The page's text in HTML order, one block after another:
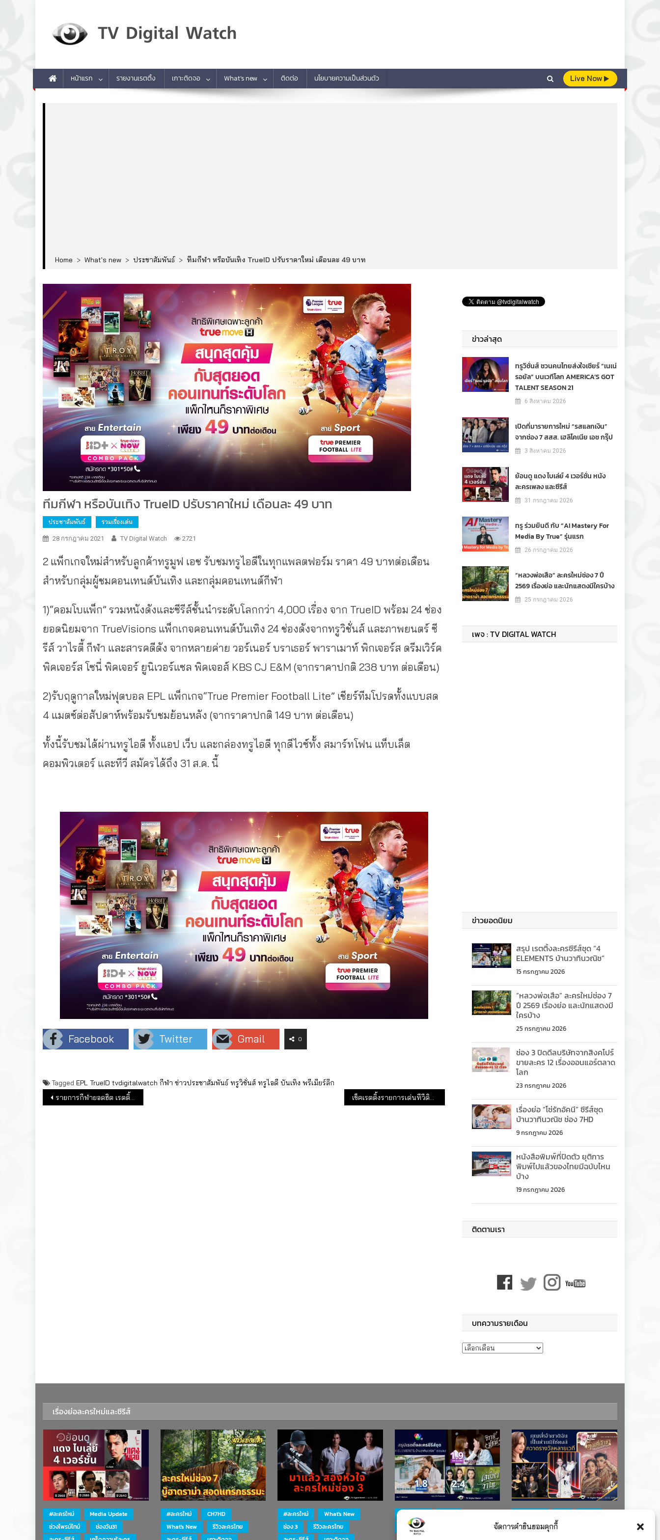
จัดการคำยินยอมคุกกี้
หน้าแรก รายงานเรตติ้ง เกาะติดจอ What’s new ติดต่อ นโยบายความเป็นส่วนตัว Live Now
Home > What's new > ประชาสัมพันธ์ > ทีมกีฬา หรือบันเทิง TrueID ปรับราคาใหม่ เดือนละ 49 บาท
ทีมกีฬา หรือบันเทิง TrueID ปรับราคาใหม่ เดือนละ 49 บาท
ประชาสัมพันธ์ รวมเรื่องเด่น
28 กรกฎาคม 2021 TV Digital Watch 2721
2 แพ็กเกจใหม่สำหรับลูกค้าทรูมูฟ เอช รับชมทรูไอดีในทุกแพลตฟอร์ม ราคา 49 บาทต่อเดือน
สำหรับกลุ่มผู้ชมคอนเทนต์บันเทิง และกลุ่มคอนเทนต์กีฬา
1)“คอมโบแพ็ก” รวมหนังดังและซีรีส์ชั้นนำระดับโลกกว่า 4,000 เรื่อง จาก TrueID พร้อม 24 ช่อง
ยอดนิยมจาก TrueVisions แพ็กเกจคอนเทนต์บันเทิง 24 ช่องดังจากทรูวิชั่นส์ และภาพยนตร์ ซี
รีส์ วาไรตี้ กีฬา และสารคดีดัง จากหลายค่าย วอร์เนอร์ บราเธอร์ พาราเมาท์ พิกเจอร์ส ดรีมเวิร์ค
พิคเจอร์ส โซนี่ พิคเจอร์ ยูนิเวอร์แซล พิคเจอส์ KBS CJ E&M (จากราคาปกติ 238 บาท ต่อเดือน)
2)รับฤดูกาลใหม่ฟุตบอล EPL แพ็กเกจ“True Premier Football Lite” เชียร์ทีมโปรดทั้งแบบสด
4 แมตซ์ต่อสัปดาห์พร้อมรับชมย้อนหลัง (จากราคาปกติ 149 บาท ต่อเดือน)
ทั้งนี้รับชมได้ผ่านทรูไอดี ทั้งแอป เว็บ และกล่องทรูไอดี ทุกดีไวซ์ทั้ง สมาร์ทโฟน แท็บเล็ต
คอมพิวเตอร์ และทีวี สมัครได้ถึง 31 ส.ค. นี้
Facebook Twitter Gmail 0
Tagged EPL TrueID tvdigitalwatch กีฬา ข่าวประชาสัมพันธ์ ทรูวิชั่นส์ ทรูไอดี บันเทิง พรีเมียร์ลีก
แนะแนวเรื่อง
รายการกีฬายอดฮิต เรตติ้งสูงสุดในครึ่งปีแรก 2564 เช็คเรตติ้งรายการเด่นทีวีดิจิทัล 26-28 ก.ค.64
ข่าวล่าสุด
ทรูวิชั่นส์ ชวนคนไทยส่งใจเชียร์ “เนเน่
รอยัล” บนเวทีโลก AMERICA’S GOT
TALENT SEASON 21
6 สิงหาคม 2026
เปิดที่มารายการใหม่ “รสแลกเงิน”
จากช่อง 7 สสส. เฮลิโคเนีย เอช กรุ๊ป
3 สิงหาคม 2026
ย้อนดู แดง ไบเล่ย์ 4 เวอร์ชั่น หนัง
ละครเพลง และซีรีส์
31 กรกฎาคม 2026
ทรู ร่วมยินดี กับ “AI Mastery For
Media By True” รุ่นแรก
26 กรกฎาคม 2026
“หลวงพ่อเสือ” ละครใหม่ช่อง 7 ปี
2569 เรื่องย่อ และนักแสดงมีใครบ้าง
25 กรกฎาคม 2026
เพจ : TV DIGITAL WATCH
ข่าวยอดนิยม
สรุป เรตติ้งละครซีรีส์ชุด “4
ELEMENTS บ้านวาทินวณิช”
15 กรกฎาคม 2026
“หลวงพ่อเสือ” ละครใหม่ช่อง 7
ปี 2569 เรื่องย่อ และนักแสดงมี
ใครบ้าง
25 กรกฎาคม 2026
ช่อง 3 ปิดดีลบริษัทจากสิงคโปร์
ขายละคร 12 เรื่องออนแอร์ตลาด
โลก
23 กรกฎาคม 2026
เรื่องย่อ “โซ่รักอัคนี” ซีรีส์ชุด
บ้านวาทินวณิช ช่อง 7HD
9 กรกฎาคม 2026
หนังสือพิมพ์ที่ปิดตัว ยุติการ
พิมพ์ไปแล้วของไทยมีฉบับไหน
บ้าง
19 กรกฎาคม 2026
ติดตามเรา
บทความรายเดือน
บทความรายเดือน
เรื่องย่อละครใหม่และซีรีส์
#ละครใหม่
Media Update
ช่วงไพรม์ไทม์
ช่องวัน31
#ละครใหม่
CH7HD
What's New
รีวิวละครไทย
#ละครใหม่
What's New
ช่อง 3
รีวิวละครไทย
ละคร-ซีรีส์
รางวัล
ละคร-ซีรีส์